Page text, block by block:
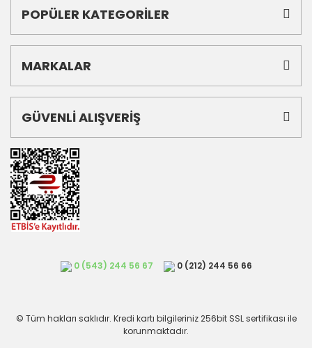
POPÜLER KATEGORİLER
MARKALAR
GÜVENLİ ALIŞVERİŞ
0 (543) 244 56 67 0 (212) 244 56 66
© Tüm hakları saklıdır. Kredi kartı bilgileriniz 256bit SSL sertifikası ile
korunmaktadır.